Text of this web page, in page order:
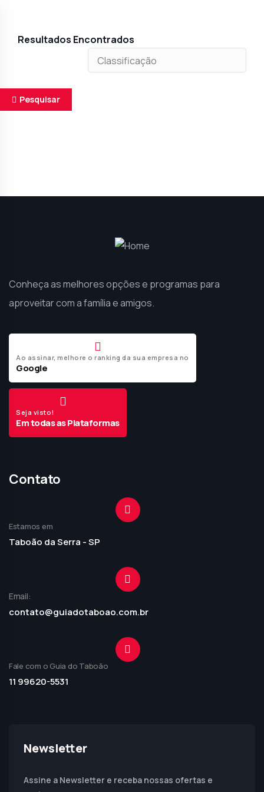
Pesquisar
Resultados Encontrados
Conheça as melhores opções e programas para
aproveitar com a família e amigos.
Ao assinar, melhore o ranking da sua empresa no
Google
Seja visto!
Em todas as Plataformas
Contato
Estamos em
Taboão da Serra - SP
Email:
contato@guiadotaboao.com.br
Fale com o Guia do Taboão
11 99620-5531
Newsletter
Assine a Newsletter e receba nossas ofertas e